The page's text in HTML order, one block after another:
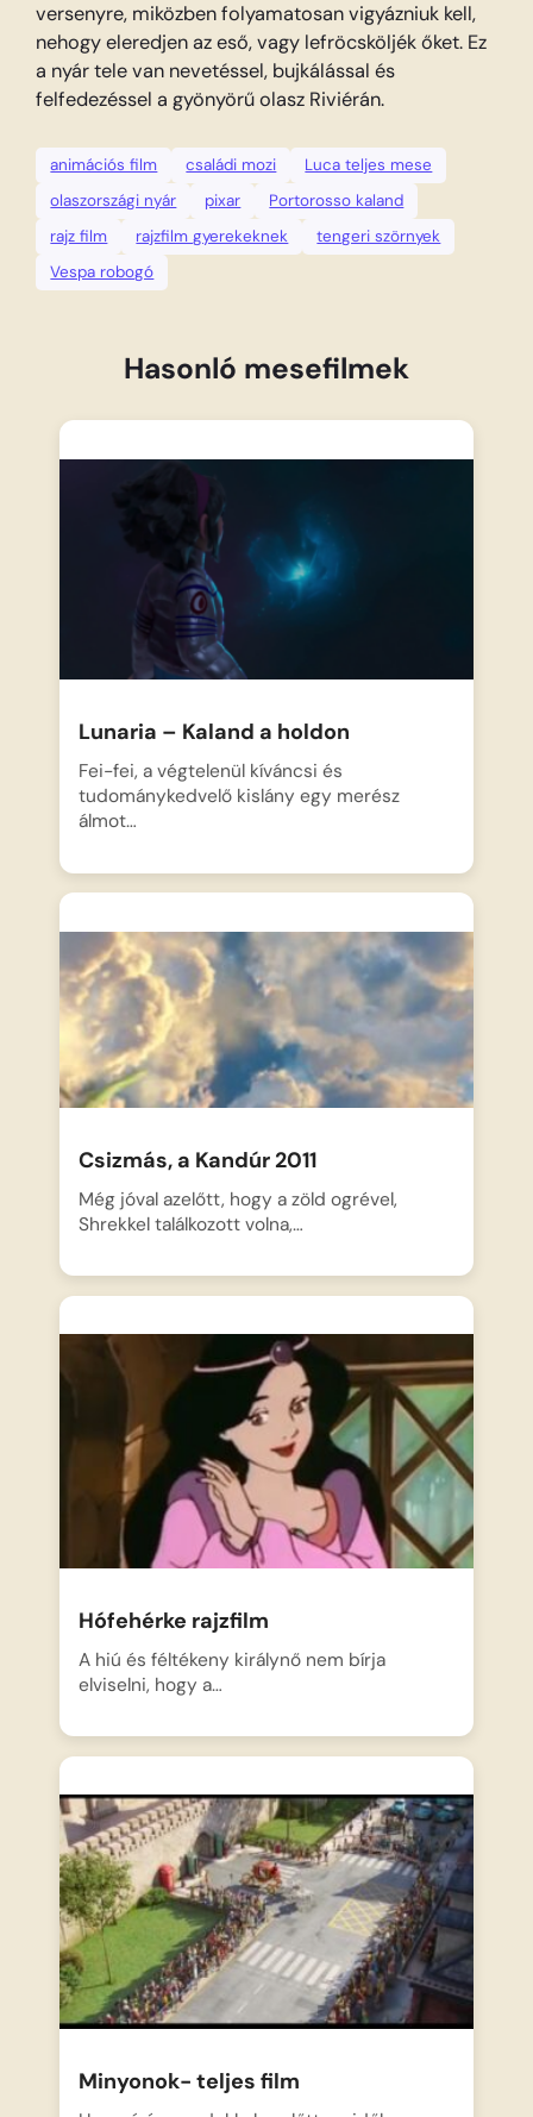
versenyre, miközben folyamatosan vigyázniuk kell,
nehogy eleredjen az eső, vagy lefröcsköljék őket. Ez
a nyár tele van nevetéssel, bujkálással és
felfedezéssel a gyönyörű olasz Riviérán.
animációs film családi mozi
Luca teljes mese
olaszországi nyár
pixar
Portorosso kaland
rajz film
rajzfilm gyerekeknek
tengeri szörnyek
Vespa robogó
Hasonló mesefilmek
Lunaria – Kaland a holdon
Fei-fei, a végtelenül kíváncsi és
tudománykedvelő kislány egy merész
álmot…
Csizmás, a Kandúr 2011
Még jóval azelőtt, hogy a zöld ogrével,
Shrekkel találkozott volna,…
Hófehérke rajzfilm
A hiú és féltékeny királynő nem bírja
elviselni, hogy a…
Minyonok- teljes film